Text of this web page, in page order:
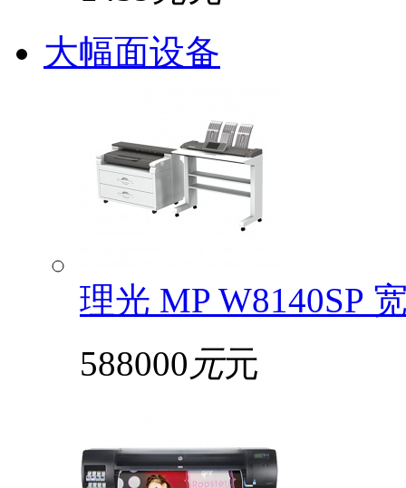
大幅面设备
理光 MP W8140SP
588000 元元